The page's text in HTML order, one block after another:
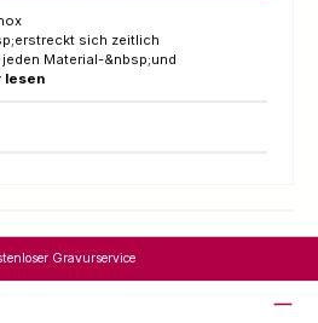
sich zeitlich
Material-&nbsp;und
lesen
Gravurservice